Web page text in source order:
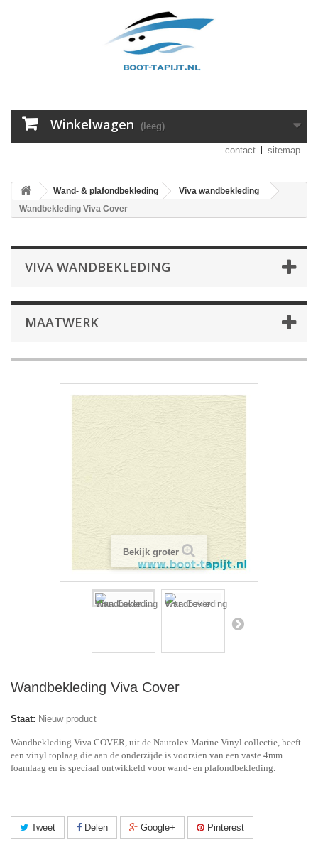
Winkelwagen (leeg)
contact sitemap
Wand- & plafondbekleding
Viva wandbekleding
Wandbekleding Viva Cover
VIVA WANDBEKLEDING
MAATWERK
Bekijk groter
Wandbekleding Viva Cover
Staat: Nieuw product
Wandbekleding Viva COVER, uit de Nautolex Marine Vinyl collectie, heeft
een vinyl toplaag die aan de onderzijde is voorzien van een vaste 4mm
foamlaag en is speciaal ontwikkeld voor wand- en plafondbekleding.
Tweet Delen Google+ Pinterest